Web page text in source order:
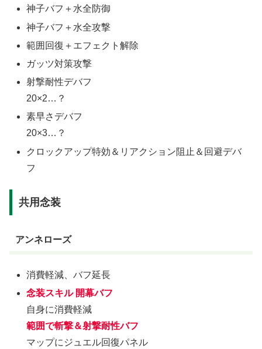
神子バフ＋水全防御
神子バフ＋水全攻撃
範囲回復＋エフェクト解除
ガッツ対策攻撃
射撃耐性デバフ
20×2…？
素早さデバフ
20×3…？
クロックアップ特効＆リアクション阻止＆回避デバ
フ
共用念装
アンネローズ
消費軽減、バフ延長
念装スキル 開幕バフ
自身に消費軽減
範囲で斬撃＆射撃耐性バフ
マップにジュエル回復パネル